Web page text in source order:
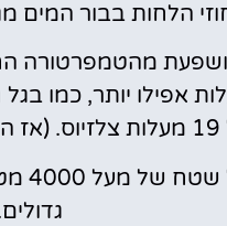
הלחות בבור המים
אפילו יותר, כמו